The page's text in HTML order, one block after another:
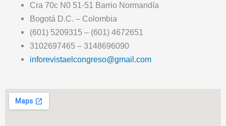
Cra 70c N0 51-51 Barrio Normandía
Bogotá D.C. – Colombia
(601) 5209315 – (601) 4672651
3102697465 – 3148696090
inforevistaelcongreso@gmail.com